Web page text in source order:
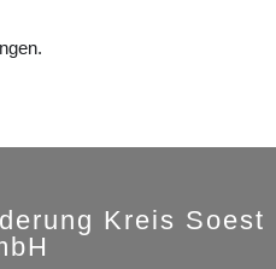
Kreis Soest